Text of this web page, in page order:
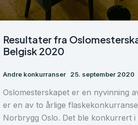
Resultater fra
Belgisk 2020
Andre konkurranser 25. september 2020
Oslomesterskapet er en nyvinning
er en av to årlige
Norbrygg Oslo. Det ble konkurrert i